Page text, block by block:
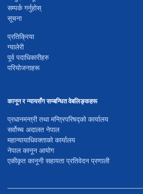
सम्पर्क गर्नुहोस्
सूचना
प्रतिक्रिया
ग्यालेरी
पूर्व पदाधिकारीहरु
परियोजनाहरू
कानून र न्यायसँग सम्बन्धित वेबलिङ्कहरू
प्रधानमन्त्री तथा मन्त्रिपरिषद्को कार्यालय
सर्वोच्च अदालत नेपाल
महान्यायाधिवक्ताको कार्यालय
नेपाल कानून आयोग
एकीकृत कानूनी सहायता प्रतिवेदन प्रणाली